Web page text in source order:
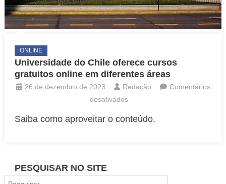
ONLINE
Universidade do Chile oferece cursos
gratuitos online em diferentes áreas
26 de dezembro de 2023 Redação
Comentários
desativadosem
do
gratuitos
Saiba como aproveitar o conteúdo.
PESQUISAR NO SITE